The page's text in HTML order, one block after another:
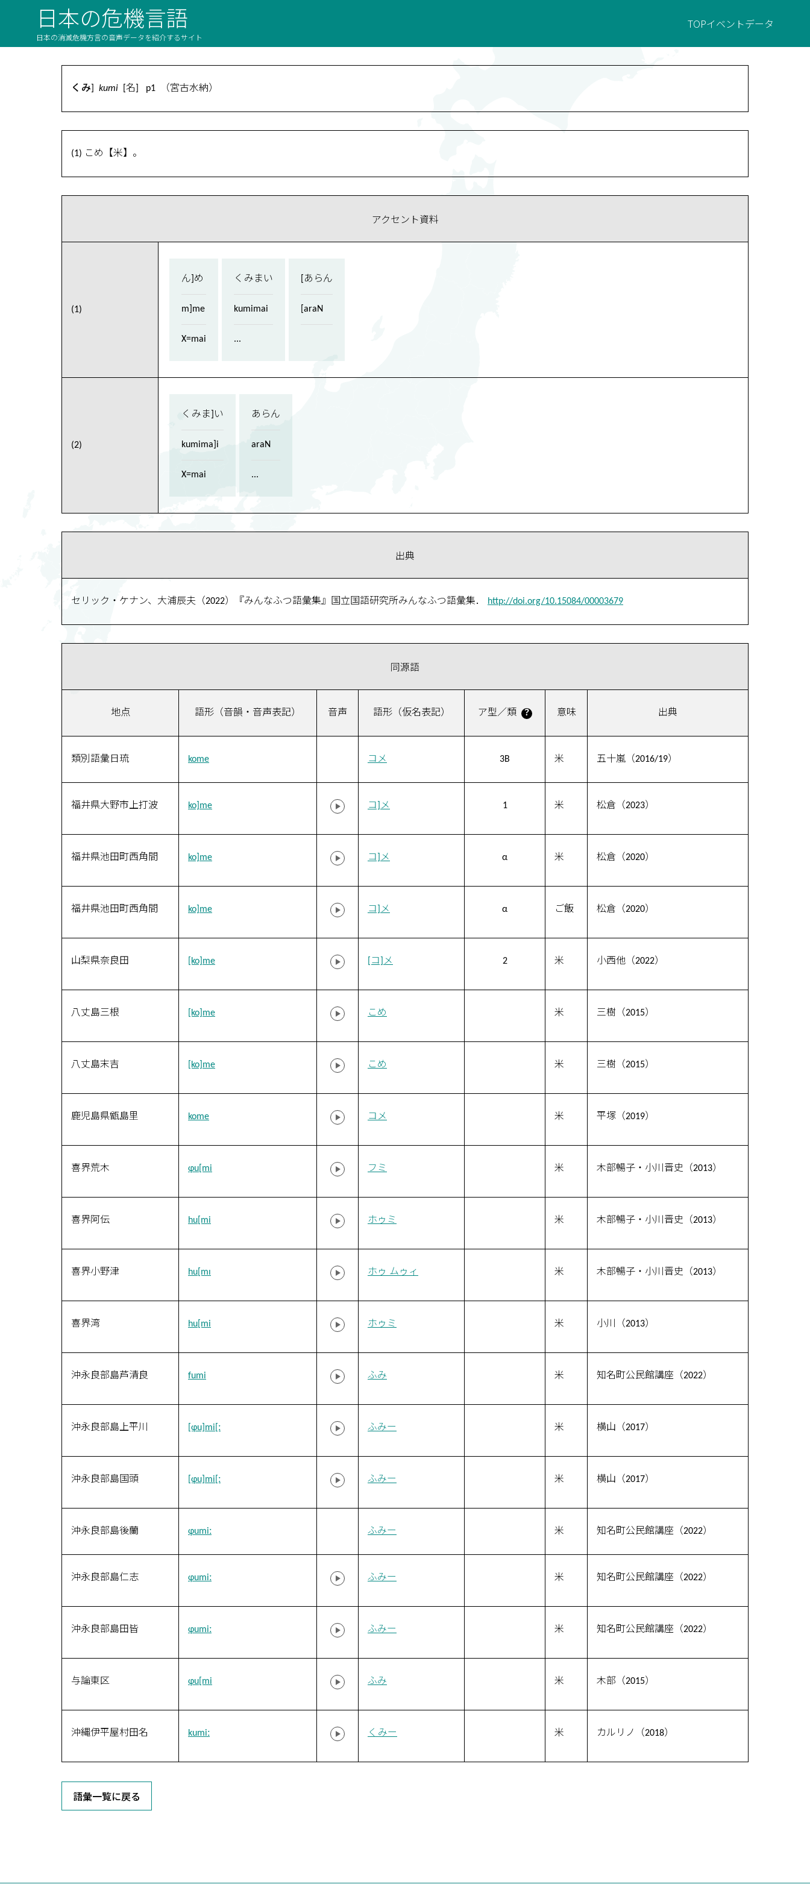
日本の危機言語
日本の消滅危機方言の音声データを紹介するサイト
TOPイベントデータ
くみ] kumi [名] p1 （宮古水納）
(1) こめ【米】。
アクセント資料
(1)
ん]め
m]me
X=mai
くみまい
kumimai
...
[あらん
[araN
(2)
くみま]い
kumima]i
X=mai
あらん
araN
...
出典
セリック・ケナン、大浦辰夫（2022）『みんなふつ語彙集』国立国語研究所みんなふつ語彙集． http://doi.org/10.15084/00003679
同源語
地点 語形（音韻・音声表記） 音声 語形（仮名表記） ア型／類 ？ 意味 出典
類別語彙日琉 kome コメ 3B 米 五十嵐（2016/19）
福井県大野市上打波 ko]me コ]メ 1 米 松倉（2023）
福井県池田町西角間 ko]me コ]メ α 米 松倉（2020）
福井県池田町西角間 ko]me コ]メ α ご飯 松倉（2020）
山梨県奈良田 [ko]me [コ]メ 2 米 小西他（2022）
八丈島三根 [ko]me こめ 米 三樹（2015）
八丈島末吉 [ko]me こめ 米 三樹（2015）
鹿児島県甑島里 kome コメ 米 平塚（2019）
喜界荒木 ɸu[mi フミ 米 木部暢子・小川晋史（2013）
喜界阿伝 hu[mi ホゥミ 米 木部暢子・小川晋史（2013）
喜界小野津 hu[mɪ ホゥ ムゥィ 米 木部暢子・小川晋史（2013）
喜界湾 hu[mi ホゥミ 米 小川（2013）
沖永良部島芦清良 fumi ふみ 米 知名町公民館講座（2022）
沖永良部島上平川 [ɸu]mi[ː ふみー 米 横山（2017）
沖永良部島国頭 [ɸu]mi[ː ふみー 米 横山（2017）
沖永良部島後蘭 ɸumiː ふみー 米 知名町公民館講座（2022）
沖永良部島仁志 ɸumiː ふみー 米 知名町公民館講座（2022）
沖永良部島田皆 ɸumiː ふみー 米 知名町公民館講座（2022）
与論東区 ɸu[mi ふみ 米 木部（2015）
沖縄伊平屋村田名 kumiː くみー 米 カルリノ（2018）
語彙一覧に戻る